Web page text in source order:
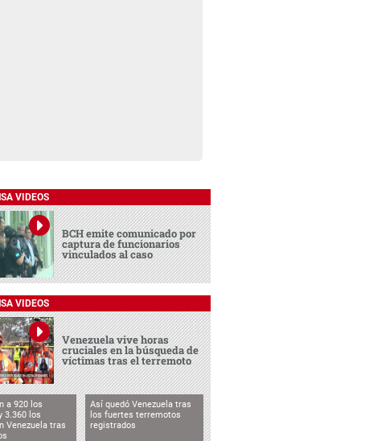
VIDEOS
BCH emite comunicado por
captura de funcionarios
vinculados al caso
VIDEOS
Venezuela vive horas
cruciales en la búsqueda de
víctimas tras el terremoto
a 920 los
3.360 los
Venezuela tras
Así quedó Venezuela tras
los fuertes terremotos
registrados